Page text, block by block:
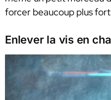
forcer beaucoup plus
Enlever la vis en